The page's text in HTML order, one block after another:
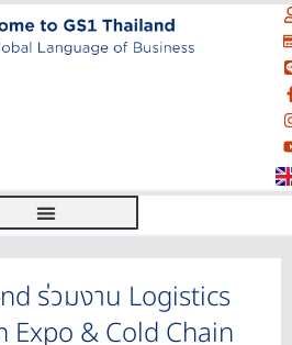
ร่วมงาน Logistics
& Cold Chain